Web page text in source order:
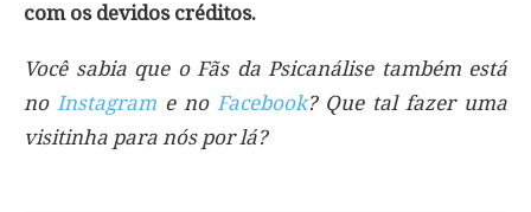
com os devidos créditos.
Você sabia que o Fãs da Psicanálise também está
no Instagrame no Facebook? Que tal fazer uma
visitinha para nós por lá?